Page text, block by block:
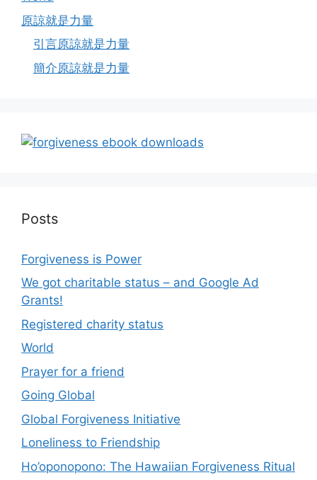
原諒就是力量
引言原諒就是力量
簡介原諒就是力量
Posts
Forgiveness is Power
We got charitable status – and Google Ad
Grants!
Registered charity status
World
Prayer for a friend
Going Global
Global Forgiveness Initiative
Loneliness to Friendship
Ho’oponopono: The Hawaiian Forgiveness Ritual